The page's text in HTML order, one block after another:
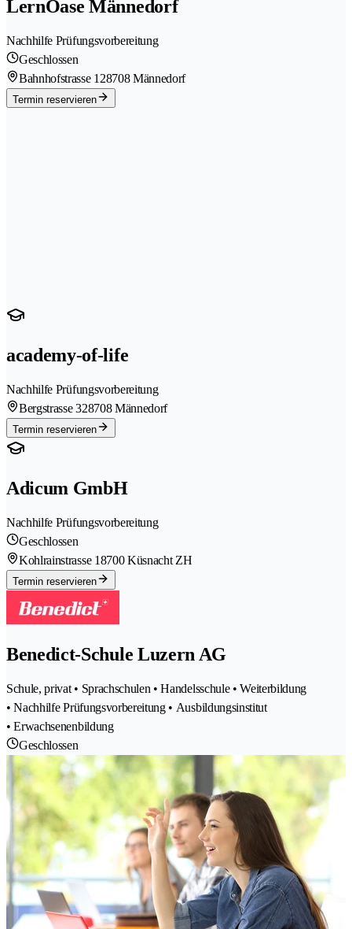
LernOase Männedorf
Nachhilfe Prüfungsvorbereitung
Geschlossen
Bahnhofstrasse 128708 Männedorf
Termin reservieren
academy-of-life
Nachhilfe Prüfungsvorbereitung
Bergstrasse 328708 Männedorf
Termin reservieren
Adicum GmbH
Nachhilfe Prüfungsvorbereitung
Geschlossen
Kohlrainstrasse 18700 Küsnacht ZH
Termin reservieren
Benedict-Schule Luzern AG
Schule, privat • Sprachschulen • Handelsschule • Weiterbildung
• Nachhilfe Prüfungsvorbereitung • Ausbildungsinstitut
• Erwachsenenbildung
Geschlossen